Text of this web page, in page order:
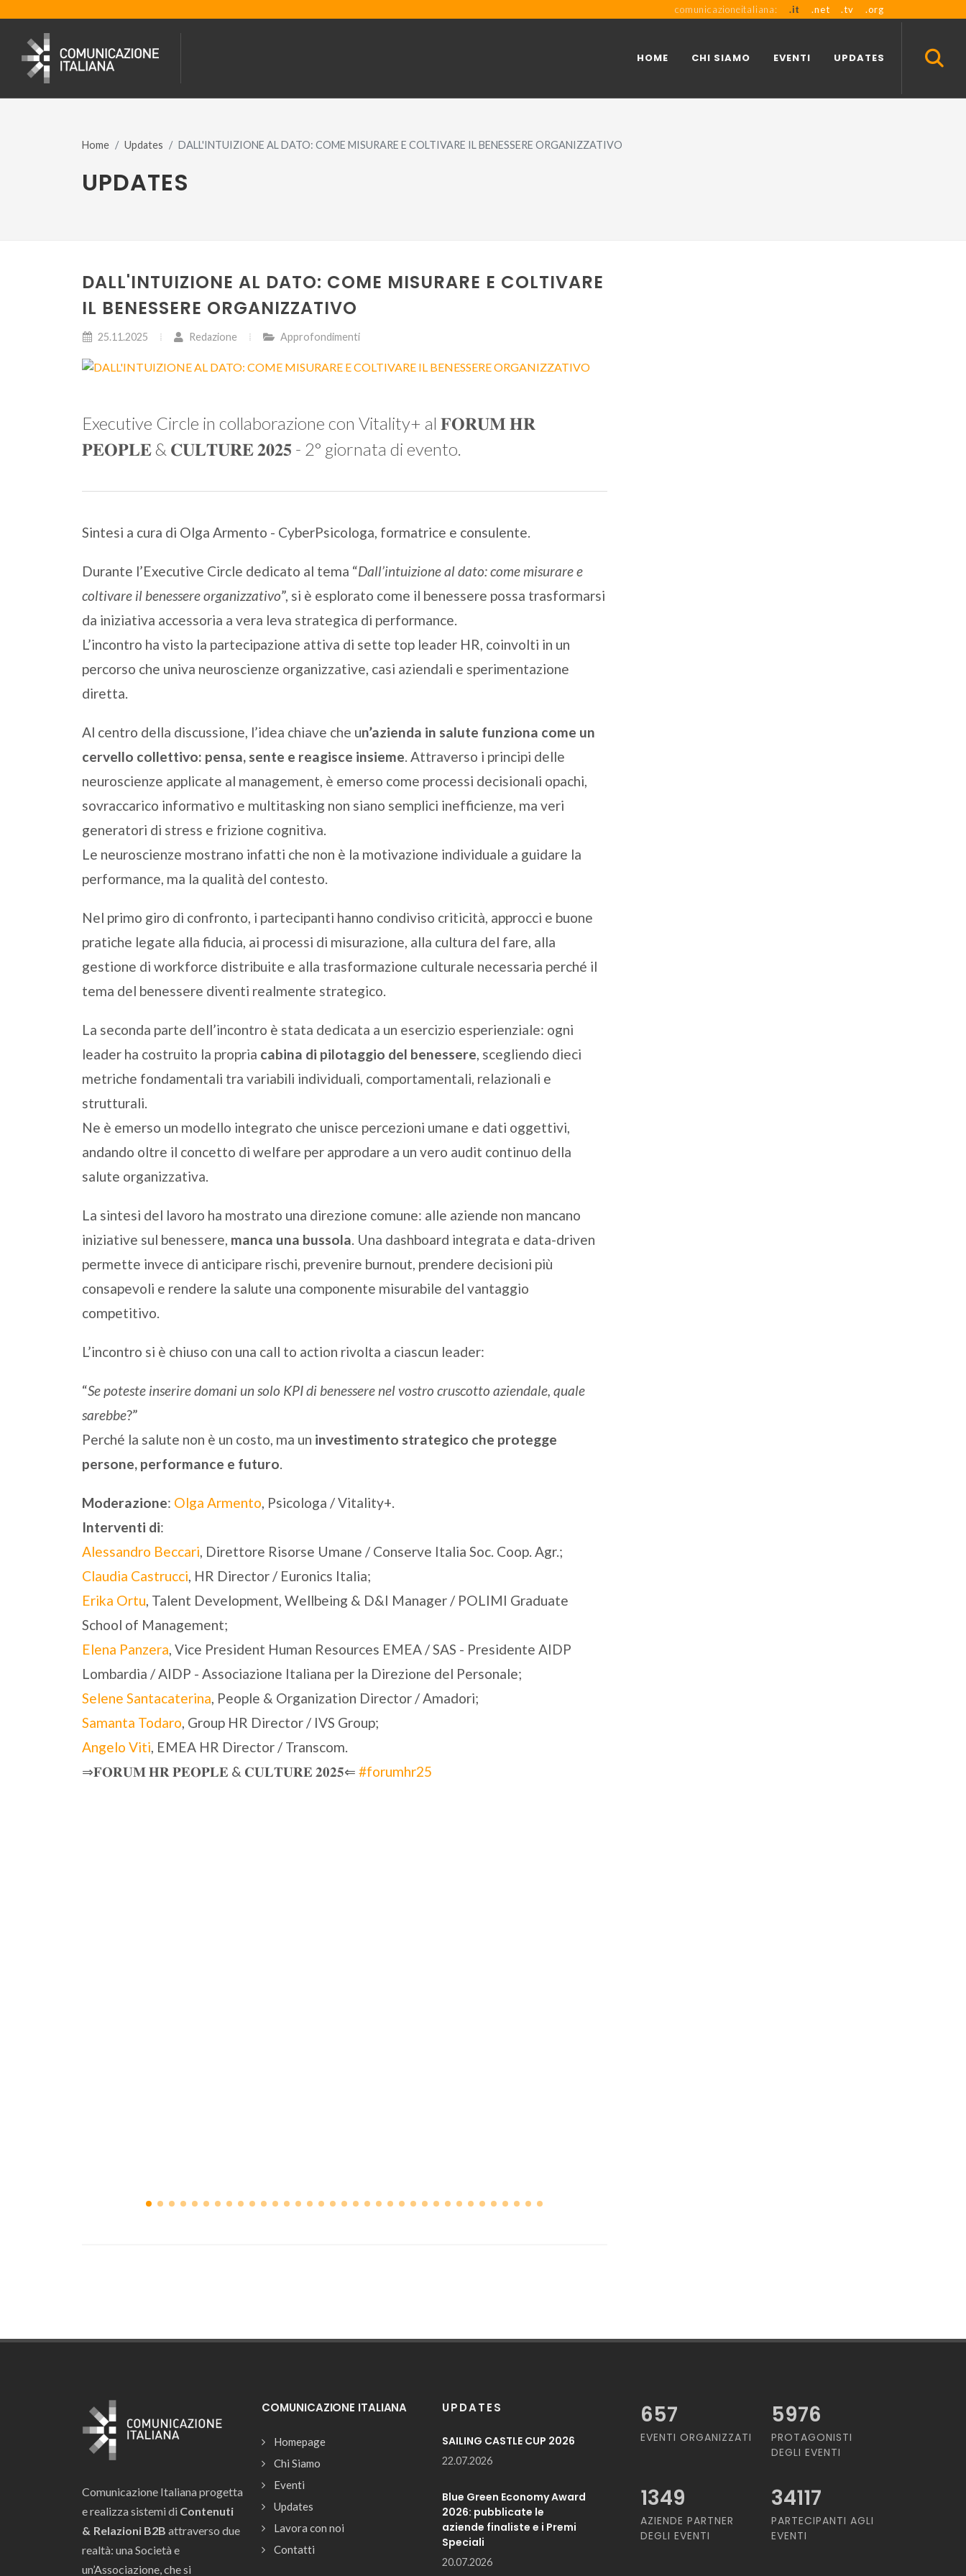
comunicazioneitaliana: .it .net .tv .org
HOME CHI SIAMO EVENTI UPDATES
Home Updates DALL'INTUIZIONE AL DATO: COME MISURARE E COLTIVARE IL BENESSERE ORGANIZZATIVO
UPDATES
DALL'INTUIZIONE AL DATO: COME MISURARE E COLTIVARE
IL BENESSERE ORGANIZZATIVO
25.11.2025 Redazione Approfondimenti
Executive Circle in collaborazione con Vitality+ al 𝐅𝐎𝐑𝐔𝐌 𝐇𝐑
𝐏𝐄𝐎𝐏𝐋𝐄 & 𝐂𝐔𝐋𝐓𝐔𝐑𝐄 𝟐𝟎𝟐𝟓 - 2° giornata di evento.
Sintesi a cura di Olga Armento - CyberPsicologa, formatrice e consulente.
Durante l’Executive Circle dedicato al tema “Dall’intuizione al dato: come misurare e
coltivare il benessere organizzativo”, si è esplorato come il benessere possa trasformarsi
da iniziativa accessoria a vera leva strategica di performance.
L’incontro ha visto la partecipazione attiva di sette top leader HR, coinvolti in un
percorso che univa neuroscienze organizzative, casi aziendali e sperimentazione
diretta.
Al centro della discussione, l’idea chiave che un’azienda in salute funziona come un
cervello collettivo: pensa, sente e reagisce insieme. Attraverso i principi delle
neuroscienze applicate al management, è emerso come processi decisionali opachi,
sovraccarico informativo e multitasking non siano semplici inefficienze, ma veri
generatori di stress e frizione cognitiva.
Le neuroscienze mostrano infatti che non è la motivazione individuale a guidare la
performance, ma la qualità del contesto.
Nel primo giro di confronto, i partecipanti hanno condiviso criticità, approcci e buone
pratiche legate alla fiducia, ai processi di misurazione, alla cultura del fare, alla
gestione di workforce distribuite e alla trasformazione culturale necessaria perché il
tema del benessere diventi realmente strategico.
La seconda parte dell’incontro è stata dedicata a un esercizio esperienziale: ogni
leader ha costruito la propria cabina di pilotaggio del benessere, scegliendo dieci
metriche fondamentali tra variabili individuali, comportamentali, relazionali e
strutturali.
Ne è emerso un modello integrato che unisce percezioni umane e dati oggettivi,
andando oltre il concetto di welfare per approdare a un vero audit continuo della
salute organizzativa.
La sintesi del lavoro ha mostrato una direzione comune: alle aziende non mancano
iniziative sul benessere, manca una bussola. Una dashboard integrata e data-driven
permette invece di anticipare rischi, prevenire burnout, prendere decisioni più
consapevoli e rendere la salute una componente misurabile del vantaggio
competitivo.
L’incontro si è chiuso con una call to action rivolta a ciascun leader:
“Se poteste inserire domani un solo KPI di benessere nel vostro cruscotto aziendale, quale
sarebbe?”
Perché la salute non è un costo, ma un investimento strategico che protegge
persone, performance e futuro.
Moderazione: Olga Armento, Psicologa / Vitality+.
Interventi di:
Alessandro Beccari, Direttore Risorse Umane / Conserve Italia Soc. Coop. Agr.;
Claudia Castrucci, HR Director / Euronics Italia;
Erika Ortu, Talent Development, Wellbeing & D&I Manager / POLIMI Graduate
School of Management;
Elena Panzera, Vice President Human Resources EMEA / SAS - Presidente AIDP
Lombardia / AIDP - Associazione Italiana per la Direzione del Personale;
Selene Santacaterina, People & Organization Director / Amadori;
Samanta Todaro, Group HR Director / IVS Group;
Angelo Viti, EMEA HR Director / Transcom.
⇒𝐅𝐎𝐑𝐔𝐌 𝐇𝐑 𝐏𝐄𝐎𝐏𝐋𝐄 & 𝐂𝐔𝐋𝐓𝐔𝐑𝐄 𝟐𝟎𝟐𝟓⇐ #forumhr25
Comunicazione Italiana progetta
e realizza sistemi di Contenuti
& Relazioni B2B attraverso due
realtà: una Società e
un’Associazione, che si
COMUNICAZIONE ITALIANA
Homepage
Chi Siamo
Eventi
Updates
Lavora con noi
Contatti
UPDATES
SAILING CASTLE CUP 2026
22.07.2026
Blue Green Economy Award
2026: pubblicate le
aziende finaliste e i Premi
Speciali
20.07.2026
657
EVENTI ORGANIZZATI
5976
PROTAGONISTI
DEGLI EVENTI
1349
AZIENDE PARTNER
DEGLI EVENTI
34117
PARTECIPANTI AGLI
EVENTI